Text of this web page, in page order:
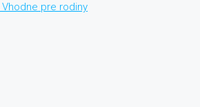
Vhodne pre rodiny